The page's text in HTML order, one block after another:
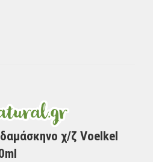
χ/ζ Voelkel